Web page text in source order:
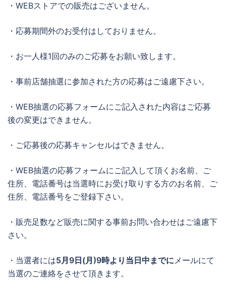
・WEBストアでの販売はございません。
・応募期間外のお受付はしておりません。
・お一人様1回のみのご応募をお願い致します。
・事前店舗抽選に参加された方の応募はご遠慮下さい。
・WEB抽選の応募フォームにご記入された内容はご応募
後の変更はできません。
・ご応募後の応募キャンセルはできません。
・WEB抽選の応募フォームにご記入して頂くお名前、ご
住所、電話番号は当選時にお受け取りする方のお名前、ご
住所、電話番号をご登録下さい。
・販売足数など販売に関する事前お問い合わせはご遠慮下
さい。
・当選者には5月9日(月)9時より当日中までにメールにて
当選のご連絡をさせて頂きます。